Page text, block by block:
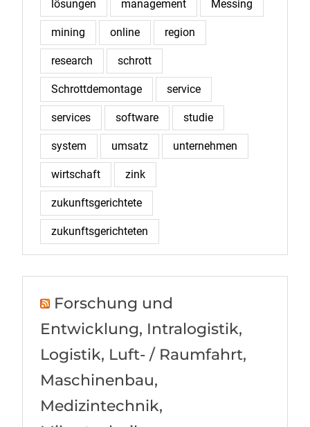
lösungen management Messing
mining online region
research schrott
Schrottdemontage service
services software studie
system umsatz unternehmen
wirtschaft zink
zukunftsgerichtete
zukunftsgerichteten
Forschung und
Entwicklung, Intralogistik,
Logistik, Luft- / Raumfahrt,
Maschinenbau,
Medizintechnik,